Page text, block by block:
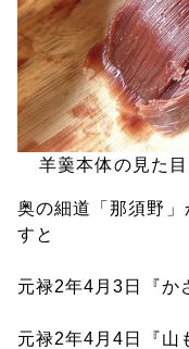
羊羹本体の見た
奥の細道「那須野
すと
元禄2年4月3日『か
元禄2年4月4日『山